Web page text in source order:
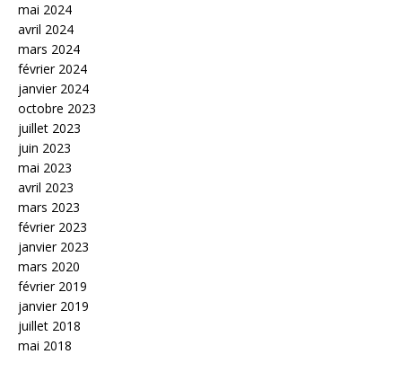
mai 2024
avril 2024
mars 2024
février 2024
janvier 2024
octobre 2023
juillet 2023
juin 2023
mai 2023
avril 2023
mars 2023
février 2023
janvier 2023
mars 2020
février 2019
janvier 2019
juillet 2018
mai 2018